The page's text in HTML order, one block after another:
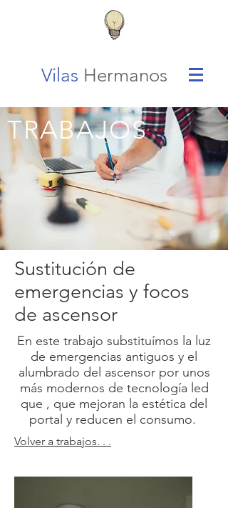
Vilas Hermanos
TRABAJOS
Sustitución de
emergencias y focos
de ascensor
En este trabajo substituímos la luz
de emergencias antiguos y el
alumbrado del ascensor por unos
más modernos de tecnología led
que , que mejoran la estética del
portal y reducen el consumo.
Volver a trabajos. . .